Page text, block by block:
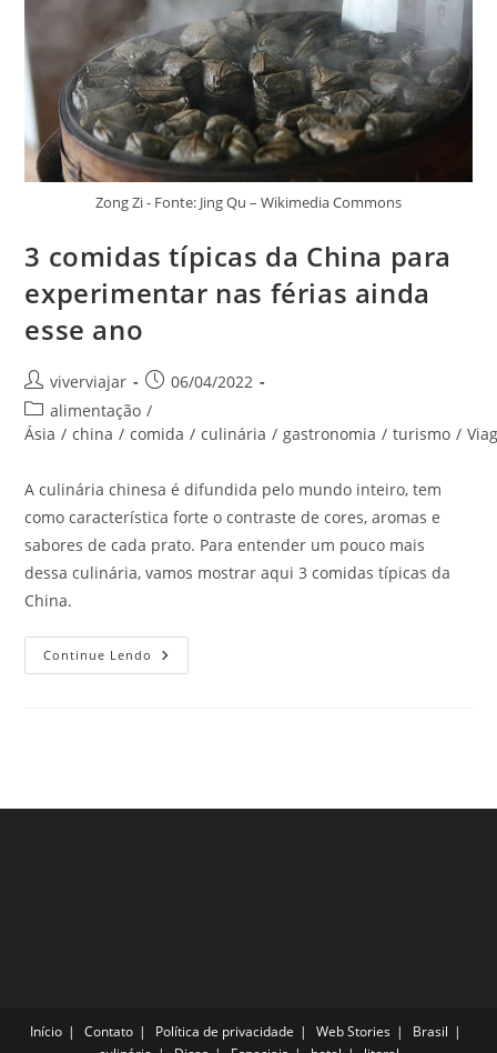
Zong Zi - Fonte: Jing Qu – Wikimedia Commons
3 comidas típicas da China para
experimentar nas férias ainda
esse ano
Autor
do
post:
viverviajar
Post
publicado:
06/04/2022
Categoria
do
alimentação /
Ásia / china / comida / culinária / gastronomia / turismo /
A culinária chinesa é difundida pelo mundo inteiro, tem
como característica forte o contraste de cores, aromas e
sabores de cada prato. Para entender um pouco mais
dessa culinária, vamos mostrar aqui 3 comidas típicas da
China.
Continue Lendo
Comidas
Esse
Início Contato Política de privacidade Web Stories
Brasil